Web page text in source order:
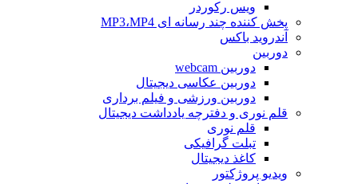
ویس رکوردر
پخش کننده چند رسانه ای MP3،MP4
آندروید باکس
دوربین
دوربین webcam
دوربین عکاسی دیجیتال
دوربین‌ ورزشی و فیلم برداری
قلم نوری و دفترچه یادداشت دیجیتال
قلم نوری
تبلت گرافیکی
کاغذ دیجیتال
ویدیو پروژکتور